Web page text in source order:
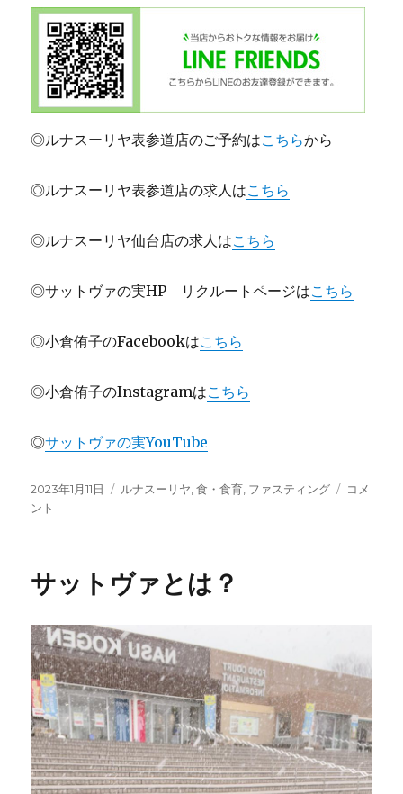
◎ルナスーリヤ表参道店のご予約はこちらから
◎ルナスーリヤ表参道店の求人はこちら
◎ルナスーリヤ仙台店の求人はこちら
◎サットヴァの実HP リクルートページはこちら
◎小倉侑子のFacebookはこちら
◎小倉侑子のInstagramはこちら
◎サットヴァの実YouTube
投
稿
2023年1月11日
カ
ルナスーリヤ,食・食育, ファスティング
フ
い
結
果
に
コメ
ント
サットヴァとは？